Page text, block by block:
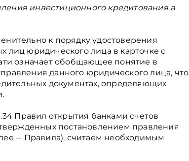
инвестиционного кредитования в
к порядку удостоверения
лиц юридического лица в карточке с
означает обобщающее понятие в
данного юридического лица, что
документах, определяющих
Правил открытия банками счетов
постановлением правления
-- Правила), считаем необходимым